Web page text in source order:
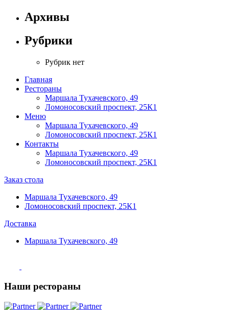
Архивы
Рубрики
Рубрик нет
Главная
Рестораны
Маршала Тухачевского, 49
Ломоносовский проспект, 25К1
Меню
Маршала Тухачевского, 49
Ломоносовский проспект, 25К1
Контакты
Маршала Тухачевского, 49
Ломоносовский проспект, 25К1
Заказ стола
Маршала Тухачевского, 49
Ломоносовский проспект, 25К1
Доставка
Маршала Тухачевского, 49
Наши рестораны